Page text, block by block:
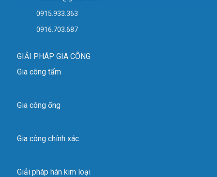
0915.933.363
0916.703.687
GIẢI PHÁP GIA CÔNG
Gia công tấm
Gia công ống
Gia công chính xác
Giải pháp hàn kim loại